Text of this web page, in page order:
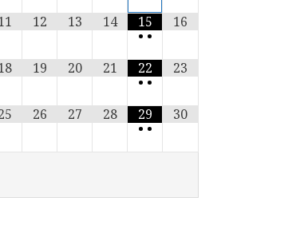
12 13 14
15
• •
16
19 20 21
22
• •
23
26 27 28
29
• •
30